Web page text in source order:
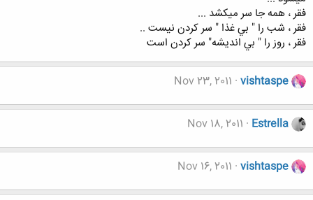
فقر ، همه جا سر ميكشد ...
فقر ، شب را " بي غذا " سر كردن نيست ..
فقر ، روز را " بي انديشه" سر كردن است
vishtaspe
Nov 23, 2011
Estrella
Nov 18, 2011
vishtaspe
Nov 16, 2011